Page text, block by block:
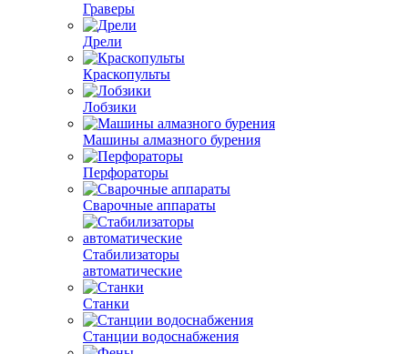
Граверы
Дрели
Краскопульты
Лобзики
Машины алмазного бурения
Перфораторы
Сварочные аппараты
Стабилизаторы
автоматические
Станки
Станции водоснабжения